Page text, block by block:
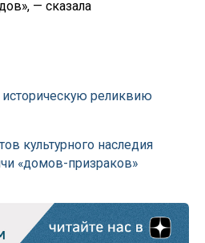
— сказала
историческую реликвию
культурного наследия
«домов-призраков»